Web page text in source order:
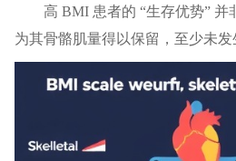
高 BMI 患者的 “生存优势” 并
为其骨骼肌量得以保留，至少未发